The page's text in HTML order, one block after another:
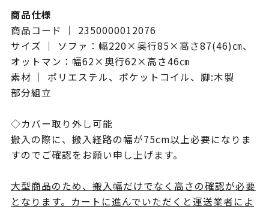
商品仕様
商品コード ｜ 2350000012076
サイズ ｜ ソファ：幅220×奥行85×高さ87(46)㎝、
オットマン：幅62×奥行62×高さ46㎝
素材 ｜ ポリエステル、ポケットコイル、脚:木製
部分組立
◇カバー取り外し可能
搬入の際に、搬入経路の幅が75cm以上必要になりま
すのでご確認をお願い申し上げます。
大型商品のため、搬入幅だけでなく高さの確認が必要
となります。カートに進んでいただくと運送業者によ